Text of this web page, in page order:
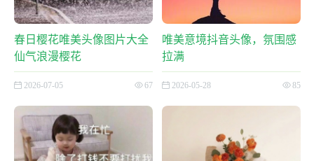
春日樱花唯美头像图片大全
仙气浪漫樱花
2026-07-05 67
唯美意境抖音头像，氛围感
拉满
2026-05-28 85